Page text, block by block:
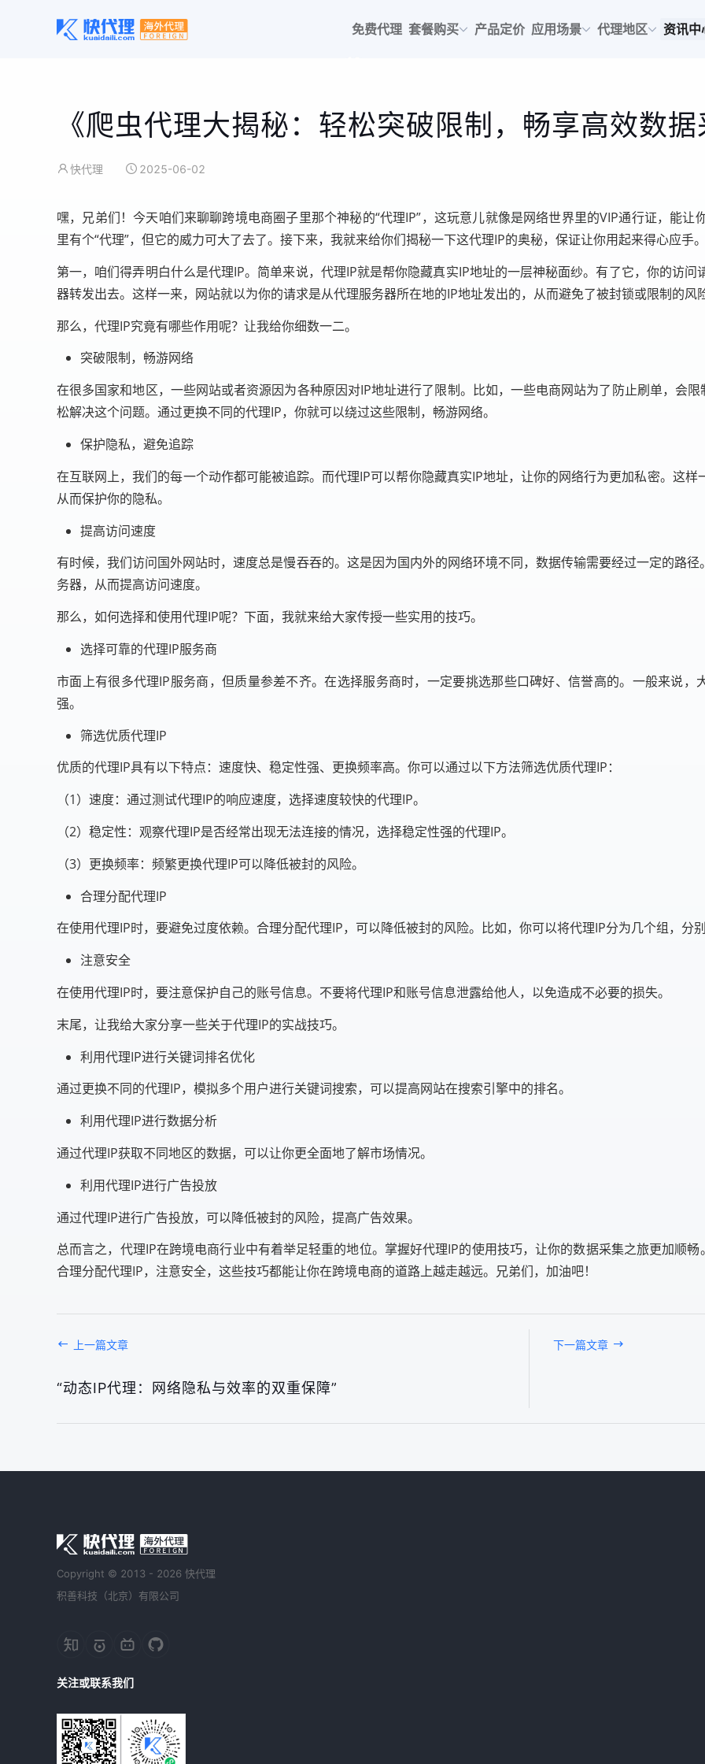
免费代理 套餐购买 产品定价 应用场景 代理地区 资讯中
《爬虫代理大揭秘：轻松突破限制，畅享高效数据
快代理 2025-06-02
嘿，兄弟们！今天咱们来聊聊跨境电商圈子里那个神秘的“代理IP”，这玩意儿就像是网络世界里的VIP通行证，能
里有个“代理”，但它的威力可大了去了。接下来，我就来给你们揭秘一下这代理IP的奥秘，保证让你用起来得心应手。
第一，咱们得弄明白什么是代理IP。简单来说，代理IP就是帮你隐藏真实IP地址的一层神秘面纱。有了它，你的访
器转发出去。这样一来，网站就以为你的请求是从代理服务器所在地的IP地址发出的，从而避免了被封锁或限制的风
那么，代理IP究竟有哪些作用呢？让我给你细数一二。
突破限制，畅游网络
在很多国家和地区，一些网站或者资源因为各种原因对IP地址进行了限制。比如，一些电商网站为了防止刷单，会
松解决这个问题。通过更换不同的代理IP，你就可以绕过这些限制，畅游网络。
保护隐私，避免追踪
在互联网上，我们的每一个动作都可能被追踪。而代理IP可以帮你隐藏真实IP地址，让你的网络行为更加私密。这样
从而保护你的隐私。
提高访问速度
有时候，我们访问国外网站时，速度总是慢吞吞的。这是因为国内外的网络环境不同，数据传输需要经过一定的路
务器，从而提高访问速度。
那么，如何选择和使用代理IP呢？下面，我就来给大家传授一些实用的技巧。
选择可靠的代理IP服务商
市面上有很多代理IP服务商，但质量参差不齐。在选择服务商时，一定要挑选那些口碑好、信誉高的。一般来说
强。
筛选优质代理IP
优质的代理IP具有以下特点：速度快、稳定性强、更换频率高。你可以通过以下方法筛选优质代理IP：
（1）速度：通过测试代理IP的响应速度，选择速度较快的代理IP。
（2）稳定性：观察代理IP是否经常出现无法连接的情况，选择稳定性强的代理IP。
（3）更换频率：频繁更换代理IP可以降低被封的风险。
合理分配代理IP
在使用代理IP时，要避免过度依赖。合理分配代理IP，可以降低被封的风险。比如，你可以将代理IP分为几个组，分
注意安全
在使用代理IP时，要注意保护自己的账号信息。不要将代理IP和账号信息泄露给他人，以免造成不必要的损失。
末尾，让我给大家分享一些关于代理IP的实战技巧。
利用代理IP进行关键词排名优化
通过更换不同的代理IP，模拟多个用户进行关键词搜索，可以提高网站在搜索引擎中的排名。
利用代理IP进行数据分析
通过代理IP获取不同地区的数据，可以让你更全面地了解市场情况。
利用代理IP进行广告投放
通过代理IP进行广告投放，可以降低被封的风险，提高广告效果。
总而言之，代理IP在跨境电商行业中有着举足轻重的地位。掌握好代理IP的使用技巧，让你的数据采集之旅更加顺畅
合理分配代理IP，注意安全，这些技巧都能让你在跨境电商的道路上越走越远。兄弟们，加油吧！
上一篇文章
“动态IP代理：网络隐私与效率的双重保障”
下一篇文章
Copyright © 2013 - 2026 快代理
积善科技（北京）有限公司
关注或联系我们